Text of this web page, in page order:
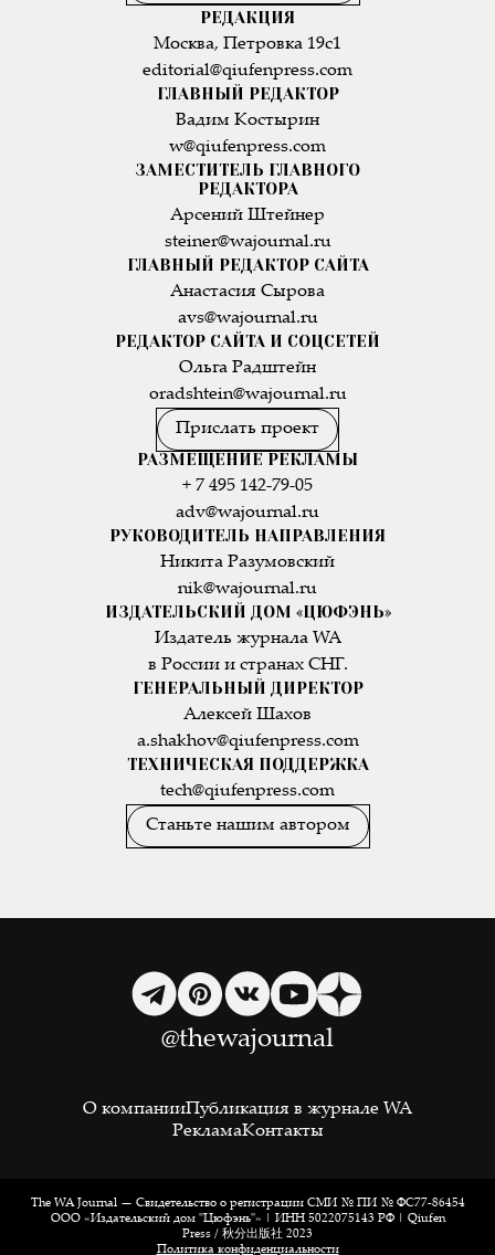
РЕДАКЦИЯ
Москва, Петровка 19с1
editorial@qiufenpress.com
ГЛАВНЫЙ РЕДАКТОР
Вадим Костырин
w@qiufenpress.com
ЗАМЕСТИТЕЛЬ ГЛАВНОГО
РЕДАКТОРА
Арсений Штейнер
steiner@wajournal.ru
ГЛАВНЫЙ РЕДАКТОР САЙТА
Анастасия Сырова
avs@wajournal.ru
РЕДАКТОР САЙТА И СОЦСЕТЕЙ
Ольга Радштейн
oradshtein@wajournal.ru
Прислать проект
РАЗМЕЩЕНИЕ РЕКЛАМЫ
+ 7 495 142-79-05
adv@wajournal.ru
РУКОВОДИТЕЛЬ НАПРАВЛЕНИЯ
Никита Разумовский
nik@wajournal.ru
ИЗДАТЕЛЬСКИЙ ДОМ «ЦЮФЭНЬ»
Издатель журнала WA
в России и странах СНГ.
ГЕНЕРАЛЬНЫЙ ДИРЕКТОР
Алексей Шахов
a.shakhov@qiufenpress.com
ТЕХНИЧЕСКАЯ ПОДДЕРЖКА
tech@qiufenpress.com
Станьте нашим автором
@thewajournal
О компанииПубликация в журнале WA
РекламаКонтакты
The WA Journal — Свидетельство о регистрации СМИ № ПИ № ФС77-86454
ООО «Издательский дом "Цюфэнь"» | ИНН 5022075143 РФ | Qiufen
Press / 秋分出版社 2023
Политика конфиденциальности